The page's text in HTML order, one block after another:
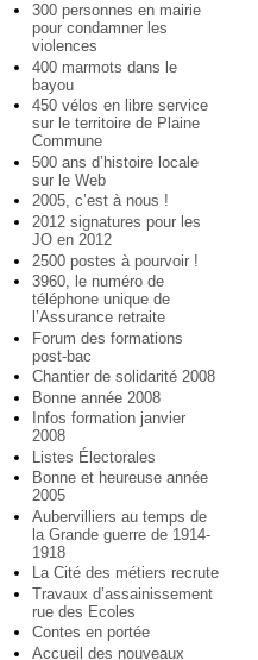
300 personnes en mairie
pour condamner les
violences
400 marmots dans le
bayou
450 vélos en libre service
sur le territoire de Plaine
Commune
500 ans d’histoire locale
sur le Web
2005, c’est à nous !
2012 signatures pour les
JO en 2012
2500 postes à pourvoir !
3960, le numéro de
téléphone unique de
l’Assurance retraite
Forum des formations
post-bac
Chantier de solidarité 2008
Bonne année 2008
Infos formation janvier
2008
Listes Électorales
Bonne et heureuse année
2005
Aubervilliers au temps de
la Grande guerre de 1914-
1918
La Cité des métiers recrute
Travaux d’assainissement
rue des Ecoles
Contes en portée
Accueil des nouveaux